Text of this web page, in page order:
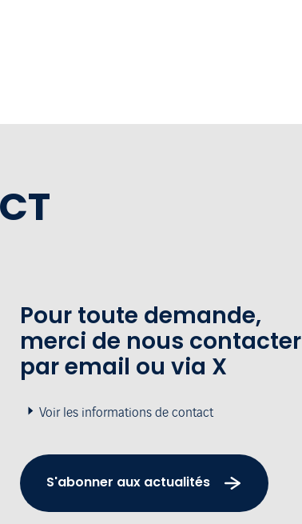
Pour toute demande,
merci de nous contacter
par email ou via X
Voir les informations de contact
S'abonner aux actualités